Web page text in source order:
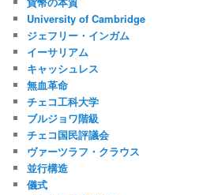
University of Cambridge
ジェフリー・インガム
イーサリアム
キャッシュレス
無血革命
チェコ工科大学
ブルジョワ階級
チェコ国民評議会
ヴァーツラフ・クラウス
並行構造
儀式